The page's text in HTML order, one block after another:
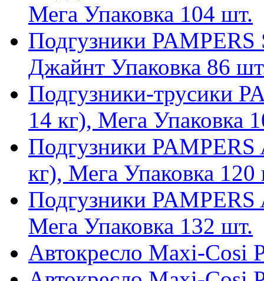
Мега Упаковка 104 шт.
Подгузники
Джайнт Упаковка 86
Подгузники-трусики
14 кг), Мега Упаковка
Подгузники
кг), Мега Упаковка
Подгузники
Мега Упаковка 132 шт.
Автокресло Maxi-Cosi